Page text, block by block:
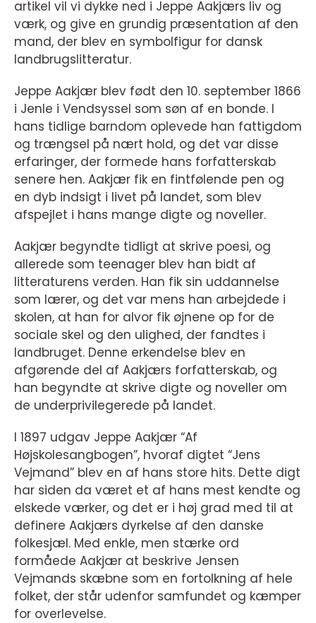
artikel vil vi dykke ned i Jeppe Aakjærs liv og
værk, og give en grundig præsentation af den
mand, der blev en symbolfigur for dansk
landbrugslitteratur.
Jeppe Aakjær blev født den 10. september 1866
i Jenle i Vendsyssel som søn af en bonde. I
hans tidlige barndom oplevede han fattigdom
og trængsel på nært hold, og det var disse
erfaringer, der formede hans forfatterskab
senere hen. Aakjær fik en fintfølende pen og
en dyb indsigt i livet på landet, som blev
afspejlet i hans mange digte og noveller.
Aakjær begyndte tidligt at skrive poesi, og
allerede som teenager blev han bidt af
litteraturens verden. Han fik sin uddannelse
som lærer, og det var mens han arbejdede i
skolen, at han for alvor fik øjnene op for de
sociale skel og den ulighed, der fandtes i
landbruget. Denne erkendelse blev en
afgørende del af Aakjærs forfatterskab, og
han begyndte at skrive digte og noveller om
de underprivilegerede på landet.
I 1897 udgav Jeppe Aakjær “Af
Højskolesangbogen”, hvoraf digtet “Jens
Vejmand” blev en af hans store hits. Dette digt
har siden da været et af hans mest kendte og
elskede værker, og det er i høj grad med til at
definere Aakjærs dyrkelse af den danske
folkesjæl. Med enkle, men stærke ord
formåede Aakjær at beskrive Jensen
Vejmands skæbne som en fortolkning af hele
folket, der står udenfor samfundet og kæmper
for overlevelse.